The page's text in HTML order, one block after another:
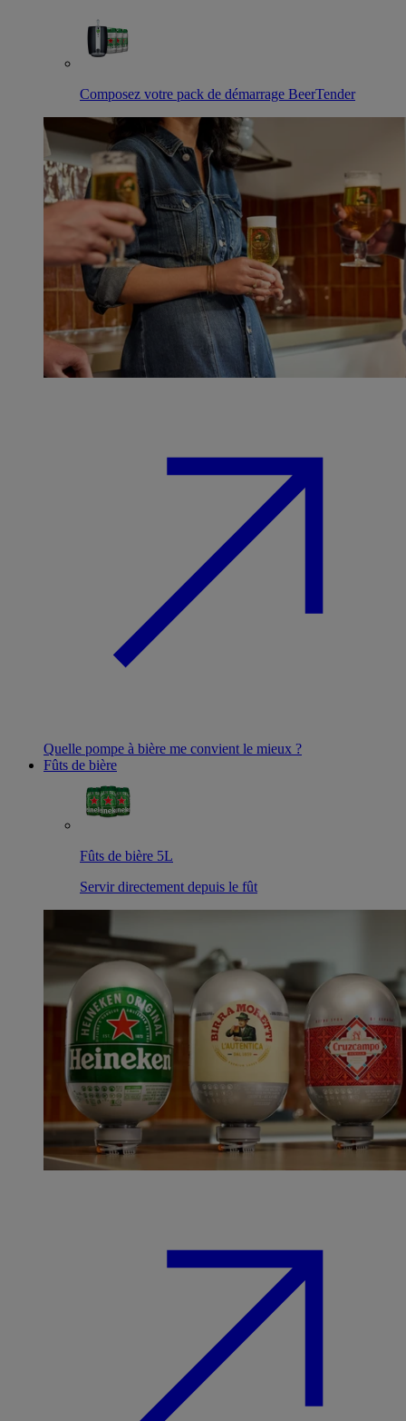
Composez votre pack de démarrage BeerTender
Quelle pompe à bière me convient le mieux ?
Fûts de bière
Fûts de bière 5L
Servir directement depuis le fût